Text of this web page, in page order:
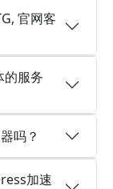
官网客
的服务
吗？
加速